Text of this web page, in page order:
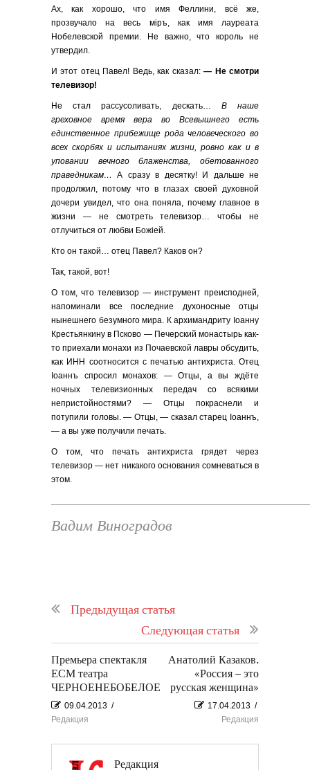
Ах, как хорошо, что имя Феллини, всё же,
прозвучало на весь мiръ, как имя лауреата
Нобелевской премии. Не важно, что король не
утвердил.
И этот отец Павел! Ведь, как сказал:— Не смотри
телевизор!
Не стал рассусоливать, дескать… В наше
греховное время вера во Всевышнего есть
единственное прибежище рода человеческого во
всех скорбях и испытаниях жизни, ровно как и в
уповании вечного блаженства, обетованного
праведникам…А сразу в десятку! И дальше не
продолжил, потому что в глазах своей духовной
дочери увидел, что она поняла, почему главное в
жизни — не смотреть телевизор… чтобы не
отлучиться от любви Божiей.
Кто он такой… отец Павел? Каков он?
Так, такой, вот!
О том, что телевизор — инструмент преисподней,
напоминали все последние духоносные отцы
нынешнего безумного мира. К архимандриту Iоанну
Крестьянкину в Псково — Печерский монастырь как-
то приехали монахи из Почаевской лавры обсудить,
как ИНН соотносится с печатью антихриста. Отец
Iоаннъ спросил монахов: — Отцы, а вы ждёте
ночных телевизионных передач со всякими
непристойностями? — Отцы покраснели и
потупили головы. — Отцы, — сказал старец Iоаннъ,
— а вы уже получили печать.
О том, что печать антихриста грядет через
телевизор — нет никакого основания сомневаться в
этом.
Вадим Виноградов
Предыдущая статья
Следующая статья
Премьера спектакля
ЕСМ театра
ЧЕРНОЕНЕБОБЕЛОЕ
09.04.2013 /
Редакция
Анатолий Казаков.
«Россия – это
русская женщина»
17.04.2013 /
Редакция
Редакция